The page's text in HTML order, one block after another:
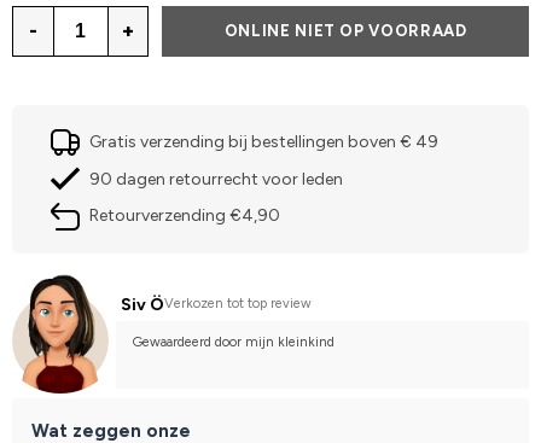
- + ONLINE NIET OP VOORRAAD
Gratis verzending bij bestellingen boven € 49
90 dagen retourrecht voor leden
Retourverzending €4,90
Siv ÖVerkozen tot top review
Gewaardeerd door mijn kleinkind
Wat zeggen onze